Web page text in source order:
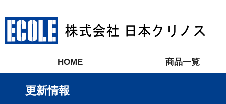
HOME 商品一覧
更新情報